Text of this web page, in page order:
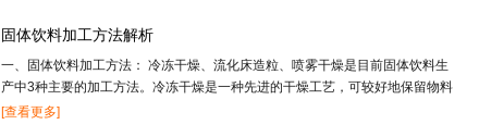
固体饮料加工方法解析
一、固体饮料加工方法： 冷冻干燥、流化床造粒、喷雾干燥是目前固体饮料生
产中3种主要的加工方法。冷冻干燥是一种先进的干燥工艺，可较好地保留物料
的营养及风味成分，但投资高，应用受到限制；流化床造粒适合于低果汁或不含
[查看更多]